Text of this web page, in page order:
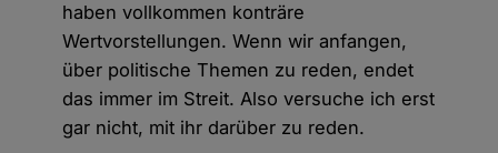
haben vollkommen konträre
Wertvorstellungen. Wenn wir anfangen,
über politische Themen zu reden, endet
das immer im Streit. Also versuche ich erst
gar nicht, mit ihr darüber zu reden.